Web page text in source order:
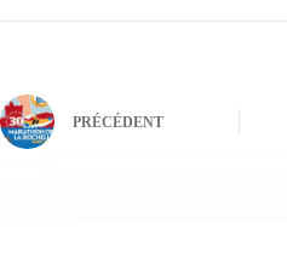
PRÉCÉDENT